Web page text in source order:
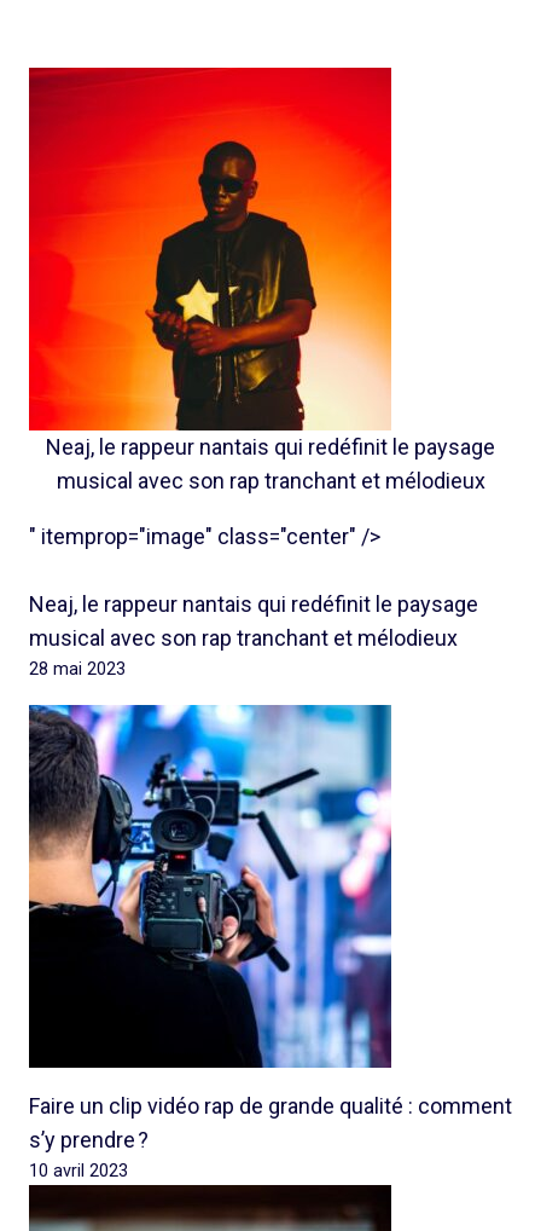
Neaj, le rappeur nantais qui redéfinit le paysage
musical avec son rap tranchant et mélodieux
" itemprop="image" class="center" />
Neaj, le rappeur nantais qui redéfinit le paysage
musical avec son rap tranchant et mélodieux
28 mai 2023
Faire un clip vidéo rap de grande qualité : comment
s’y prendre ?
10 avril 2023